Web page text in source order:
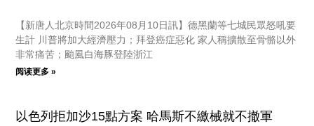
【新唐人北京時間2026年08月10日訊】德黑蘭等七城民眾怒吼要
生計 川普將加大經濟壓力；拜登癌症惡化 家人稱擴散至骨骼以外
非常痛苦；颱風白海豚登陸浙江
阅读更多 »
以色列拒加沙15點方案 哈馬斯不繳械就不撤軍